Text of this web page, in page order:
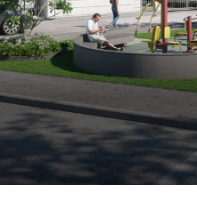
5 BHK imperial Villas